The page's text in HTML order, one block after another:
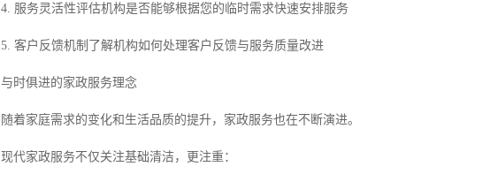
4. 服务灵活性评估机构是否能够根据您的临时需求快速安排服务
5. 客户反馈机制了解机构如何处理客户反馈与服务质量改进
与时俱进的家政服务理念
随着家庭需求的变化和生活品质的提升，家政服务也在不断演进。
现代家政服务不仅关注基础清洁，更注重：